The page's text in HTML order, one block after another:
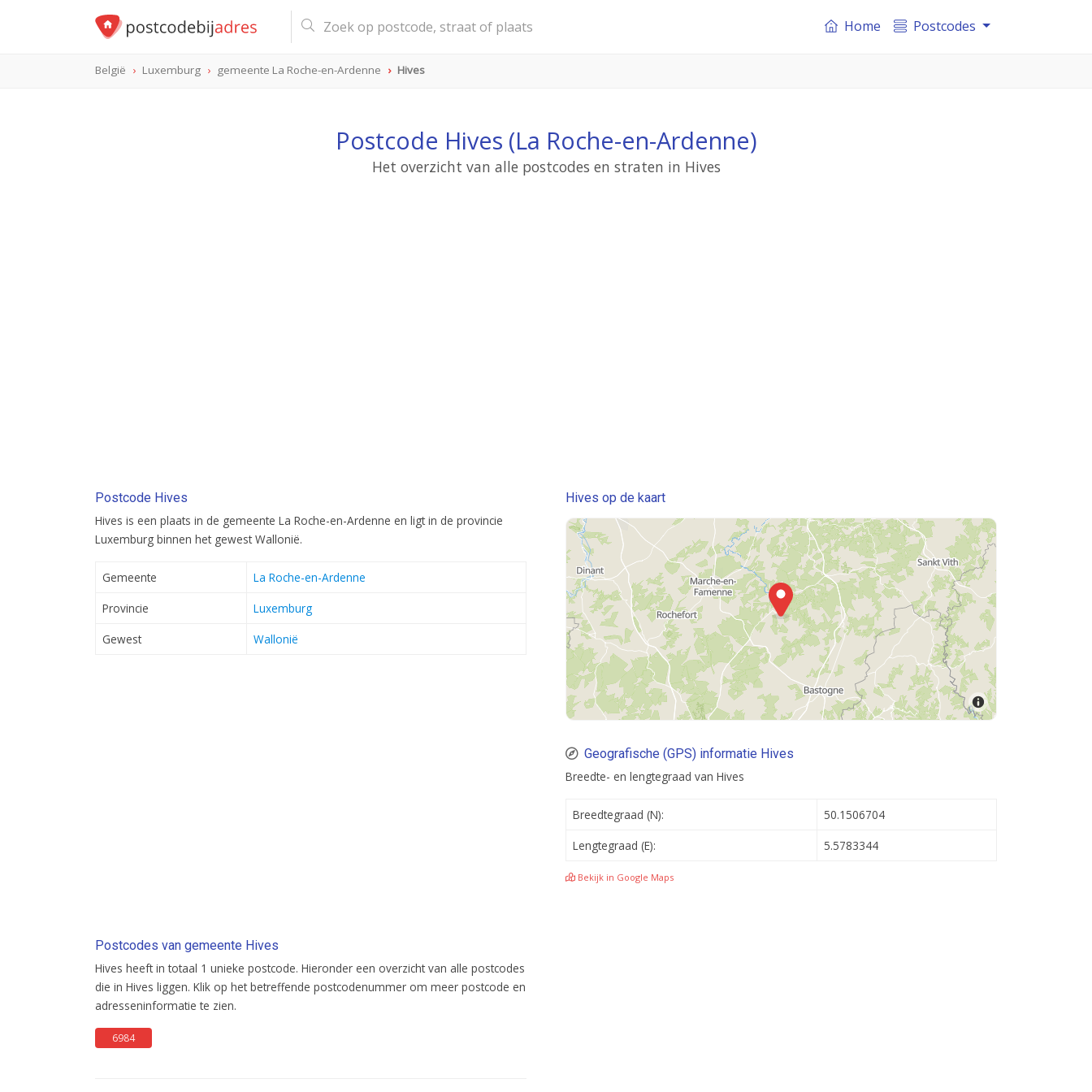
Home Postcodes
België Luxemburg gemeente La Roche-en-Ardenne Hives
Postcode Hives (La Roche-en-Ardenne)
Het overzicht van alle postcodes en straten in Hives
Postcode Hives
Hives is een plaats in de gemeente La Roche-en-Ardenne en ligt in de provincie
Luxemburg binnen het gewest Wallonië.
Gemeente
La Roche-en-Ardenne
Provincie
Luxemburg
Gewest
Wallonië
Postcodes van gemeente Hives
Hives heeft in totaal 1 unieke postcode. Hieronder een overzicht van alle postcodes
die in Hives liggen. Klik op het betreffende postcodenummer om meer postcode en
adresseninformatie te zien.
6984
Hives op de kaart
Geografische (GPS) informatie Hives
Breedte- en lengtegraad van Hives
Breedtegraad (N):
50.1506704
Lengtegraad (E):
5.5783344
Bekijk in Google Maps